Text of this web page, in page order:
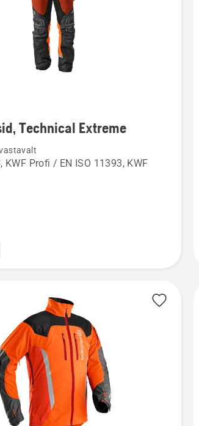
Technical Extreme
KWF Profi / EN ISO 11393, KWF